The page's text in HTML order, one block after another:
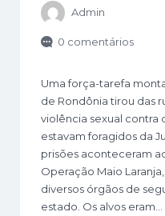
Admin
0 comentários
Uma força-tarefa
de Rondônia tirou das
violência sexual contra
estavam foragidos da
prisões aconteceram
Operação Maio
diversos órgãos de
estado. Os alvos eram…